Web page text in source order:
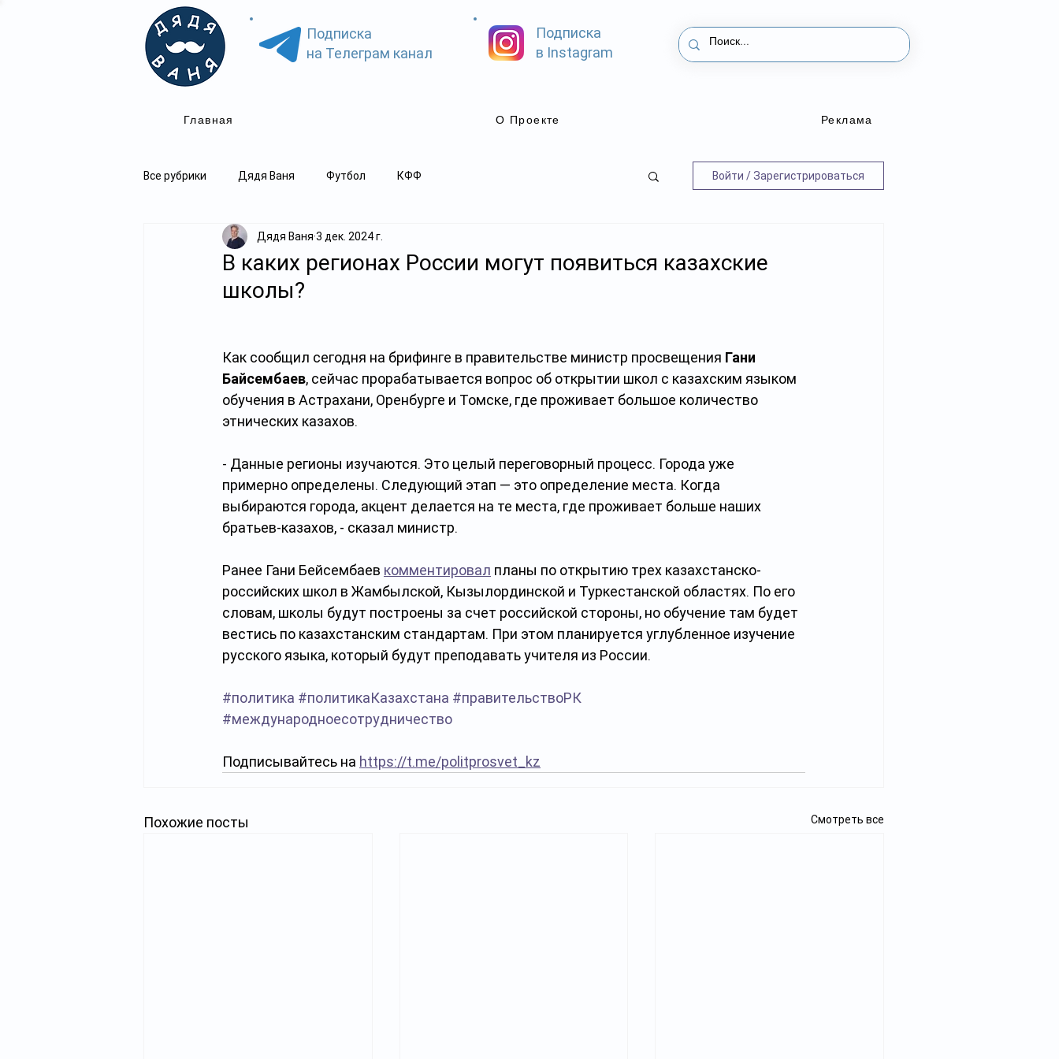
Подписка
на Телеграм канал
Главная
Подписка
в Instagram
О Проекте Реклама
Все рубрики Дядя Ваня Футбол КФФ Войти / Зарегистрироваться
В каких регионах России могут появиться казахские
школы?
Дядя Ваня 3 дек. 2024 г.
Как сообщил сегодня на брифинге в правительстве министр просвещения Гани
Байсембаев, сейчас прорабатывается вопрос об открытии школ с казахским языком
обучения в Астрахани, Оренбурге и Томске, где проживает большое количество
этнических казахов.
- Данные регионы изучаются. Это целый переговорный процесс. Города уже
примерно определены. Следующий этап — это определение места. Когда
выбираются города, акцент делается на те места, где проживает больше наших
братьев-казахов, - сказал министр.
Ранее Гани Бейсембаев комментировал планы по открытию трех казахстанско-
российских школ в Жамбылской, Кызылординской и Туркестанской областях. По его
словам, школы будут построены за счет российской стороны, но обучение там будет
вестись по казахстанским стандартам. При этом планируется углубленное изучение
русского языка, который будут преподавать учителя из России.
#политика #политикаКазахстана #правительствоРК
#международноесотрудничество
Подписывайтесь на https://t.me/politprosvet_kz
Похожие посты Смотреть все